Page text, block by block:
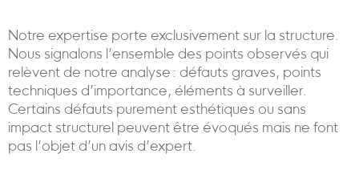
Notre expertise porte exclusivement sur la structure.
Nous signalons l’ensemble des points observés qui
relèvent de notre analyse : défauts graves, points
techniques d’importance, éléments à surveiller.
Certains défauts purement esthétiques ou sans
impact structurel peuvent être évoqués mais ne font
pas l’objet d’un avis d’expert.